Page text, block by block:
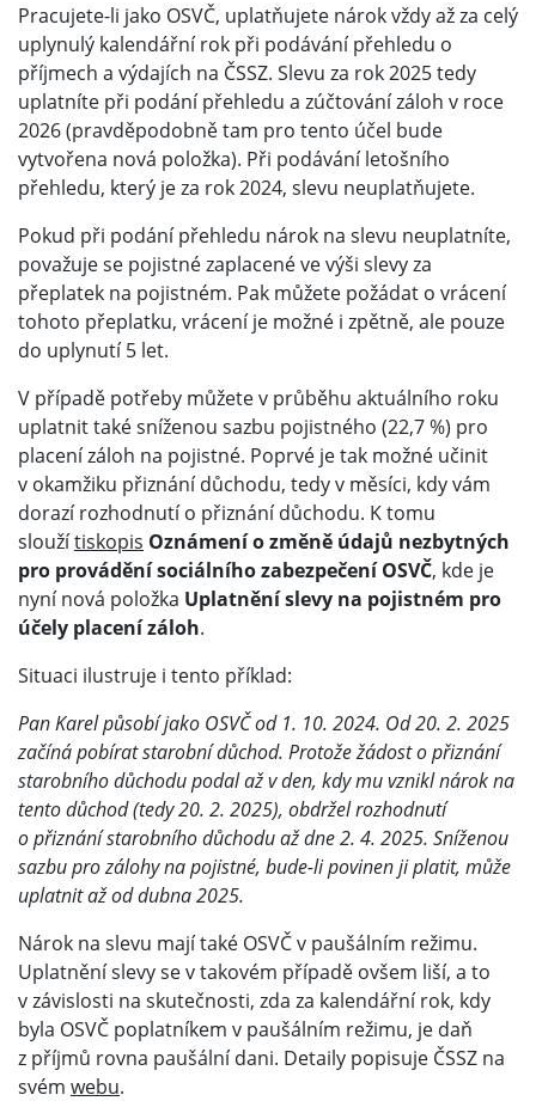
Pracujete-li jako OSVČ, uplatňujete nárok vždy až za celý
uplynulý kalendářní rok při podávání přehledu o
příjmech a výdajích na ČSSZ. Slevu za rok 2025 tedy
uplatníte při podání přehledu a zúčtování záloh v roce
2026 (pravděpodobně tam pro tento účel bude
vytvořena nová položka). Při podávání letošního
přehledu, který je za rok 2024, slevu neuplatňujete.
Pokud při podání přehledu nárok na slevu neuplatníte,
považuje se pojistné zaplacené ve výši slevy za
přeplatek na pojistném. Pak můžete požádat o vrácení
tohoto přeplatku, vrácení je možné i zpětně, ale pouze
do uplynutí 5 let.
V případě potřeby můžete v průběhu aktuálního roku
uplatnit také sníženou sazbu pojistného (22,7 %) pro
placení záloh na pojistné. Poprvé je tak možné učinit
v okamžiku přiznání důchodu, tedy v měsíci, kdy vám
dorazí rozhodnutí o přiznání důchodu. K tomu
sloužítiskopis Oznámení o změně údajů nezbytných
pro provádění sociálního zabezpečení OSVČ, kde je
nyní nová položka Uplatnění slevy na pojistném pro
účely placení záloh.
Situaci ilustruje i tento příklad:
Pan Karel působí jako OSVČ od 1. 10. 2024. Od 20. 2. 2025
začíná pobírat starobní důchod. Protože žádost o přiznání
starobního důchodu podal až v den, kdy mu vznikl nárok na
tento důchod (tedy 20. 2. 2025), obdržel rozhodnutí
o přiznání starobního důchodu až dne 2. 4. 2025. Sníženou
sazbu pro zálohy na pojistné, bude-li povinen ji platit, může
uplatnit až od dubna 2025.
Nárok na slevu mají také OSVČ v paušálním režimu.
Uplatnění slevy se v takovém případě ovšem liší, a to
v závislosti na skutečnosti, zda za kalendářní rok, kdy
byla OSVČ poplatníkem v paušálním režimu, je daň
z příjmů rovna paušální dani. Detaily popisuje ČSSZ na
svém webu.